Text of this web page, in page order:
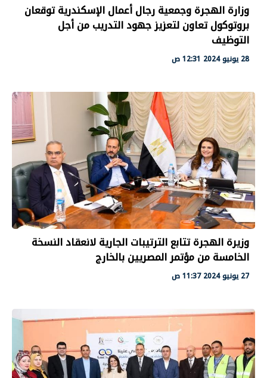
وزارة الهجرة وجمعية رجال أعمال الإسكندرية توقعان
بروتوكول تعاون لتعزيز جهود التدريب من أجل
التوظيف
28 يونيو 2024 12:31 ص
وزيرة الهجرة تتابع الترتيبات الجارية لانعقاد النسخة
الخامسة من مؤتمر المصريين بالخارج
27 يونيو 2024 11:37 ص